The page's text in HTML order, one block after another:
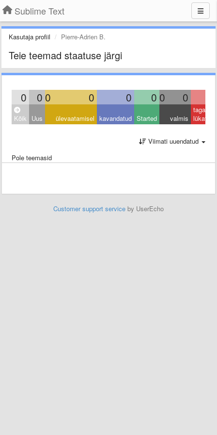
Sublime Text
Kasutaja profiil Pierre-Adrien B.
Teie teemad staatuse järgi
0 0 0 0 0 0 0 0
Kõik Uus ülevaatamisel kavandatud Started valmis
tagasi
lükatud
Viimati uuendatud
Pole teemasid
Customer support service by UserEcho